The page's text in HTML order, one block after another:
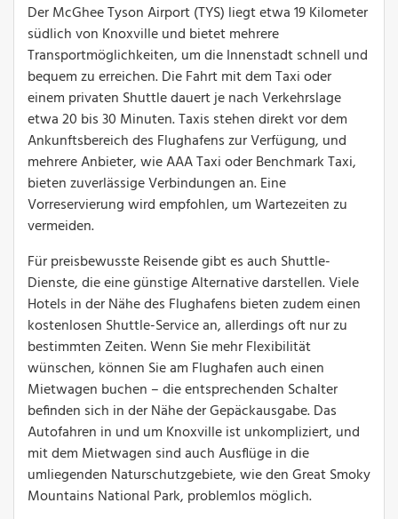
Der McGhee Tyson Airport (TYS) liegt etwa 19 Kilometer
südlich von Knoxville und bietet mehrere
Transportmöglichkeiten, um die Innenstadt schnell und
bequem zu erreichen. Die Fahrt mit dem Taxi oder
einem privaten Shuttle dauert je nach Verkehrslage
etwa 20 bis 30 Minuten. Taxis stehen direkt vor dem
Ankunftsbereich des Flughafens zur Verfügung, und
mehrere Anbieter, wie AAA Taxi oder Benchmark Taxi,
bieten zuverlässige Verbindungen an. Eine
Vorreservierung wird empfohlen, um Wartezeiten zu
vermeiden.
Für preisbewusste Reisende gibt es auch Shuttle-
Dienste, die eine günstige Alternative darstellen. Viele
Hotels in der Nähe des Flughafens bieten zudem einen
kostenlosen Shuttle-Service an, allerdings oft nur zu
bestimmten Zeiten. Wenn Sie mehr Flexibilität
wünschen, können Sie am Flughafen auch einen
Mietwagen buchen – die entsprechenden Schalter
befinden sich in der Nähe der Gepäckausgabe. Das
Autofahren in und um Knoxville ist unkompliziert, und
mit dem Mietwagen sind auch Ausflüge in die
umliegenden Naturschutzgebiete, wie den Great Smoky
Mountains National Park, problemlos möglich.